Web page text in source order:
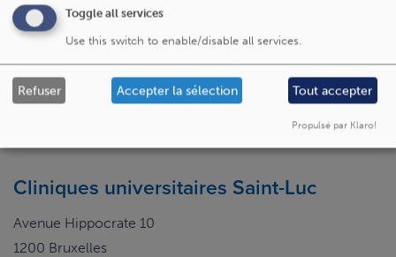
Un problème ou une remarque Dites-le-nous
Cliniques universitaires Saint-Luc
Avenue Hippocrate 10
1200 Bruxelles
Toggle all services
Use this switch to enable/disable all services.
Refuser Accepter la sélection Tout accepter
Propulsé par Klaro!